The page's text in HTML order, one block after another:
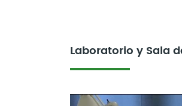
Laboratorio y Sala